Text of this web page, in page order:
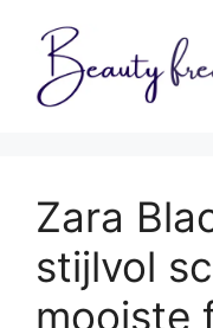
naar
inhoud
Zara
stijlvol
mooiste